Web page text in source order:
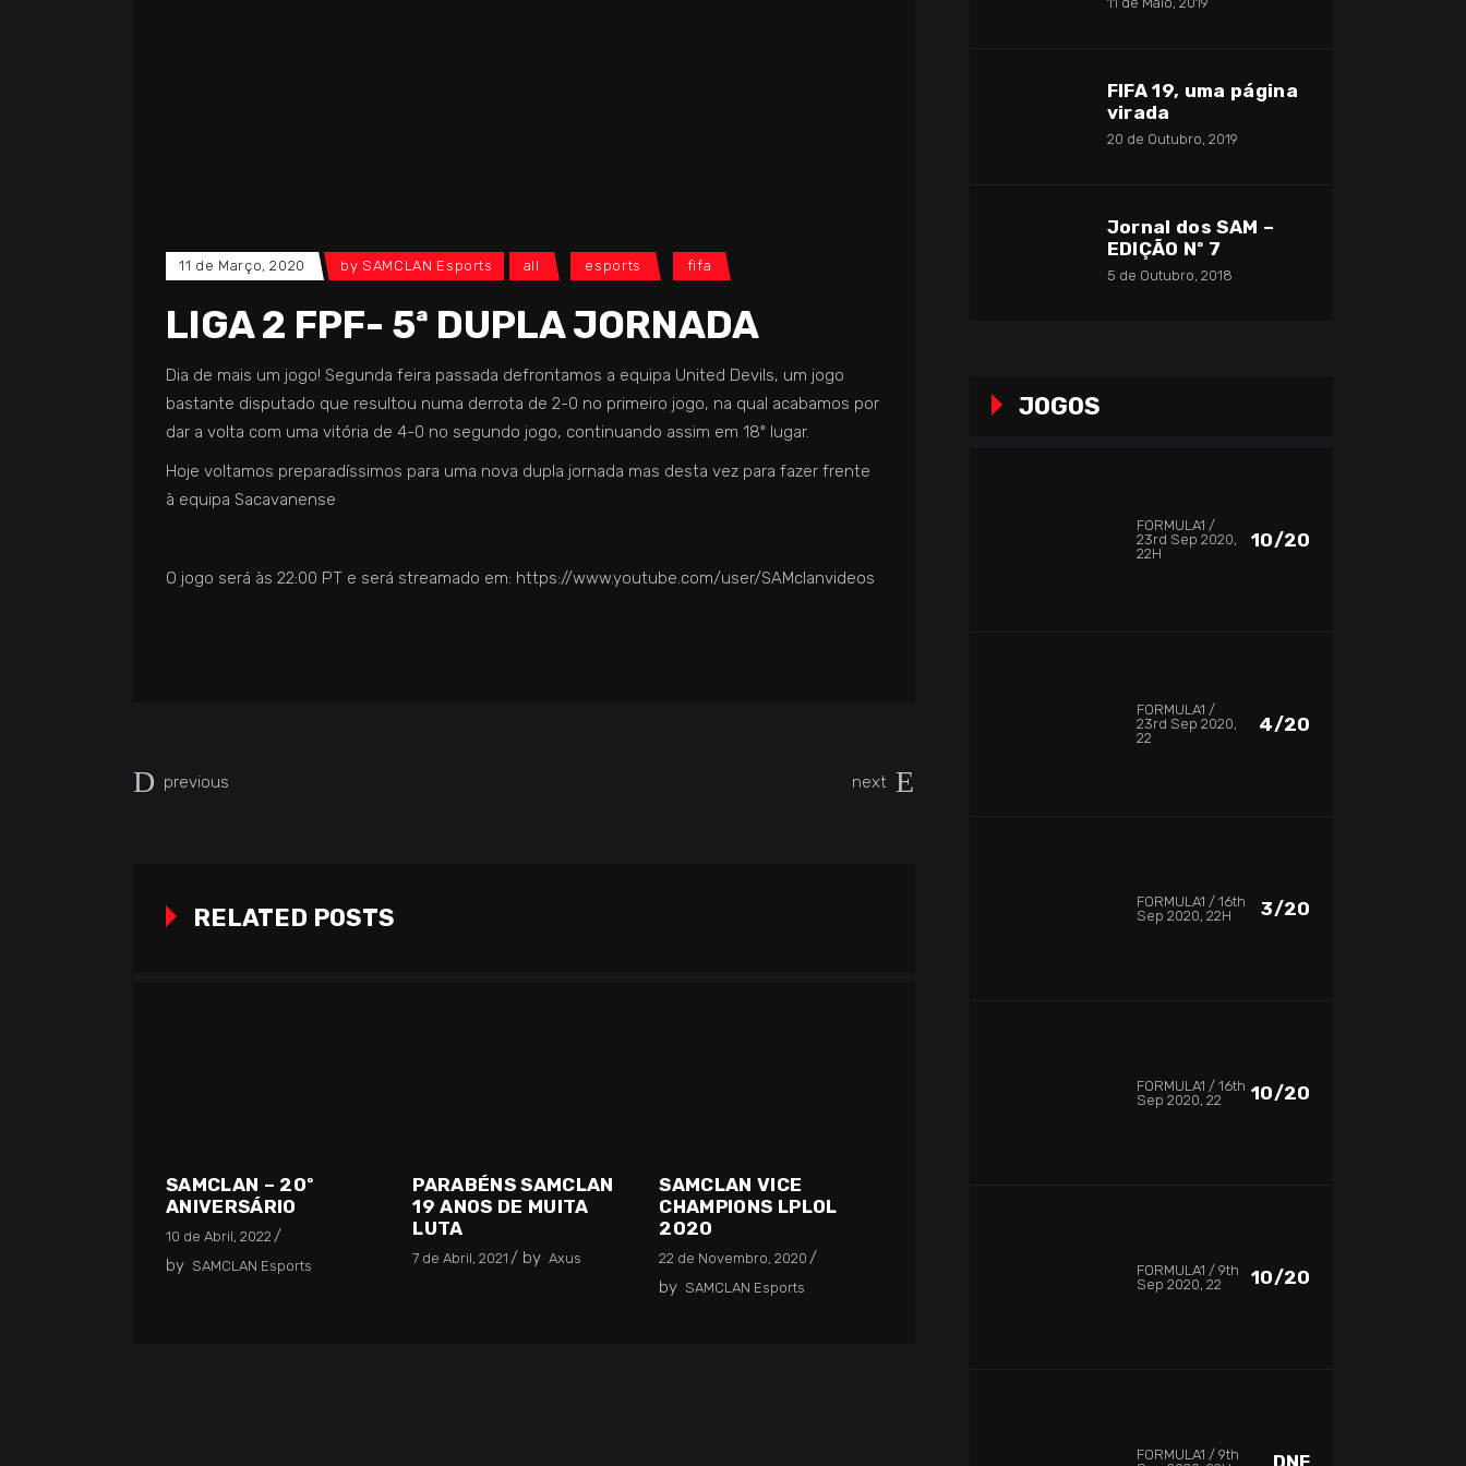
11 de Março, 2020 by SAMCLAN Esports all esports fifa
LIGA 2 FPF- 5ª DUPLA JORNADA
Dia de mais um jogo! Segunda feira passada defrontamos a equipa United Devils, um jogo
bastante disputado que resultou numa derrota de 2-0 no primeiro jogo, na qual acabamos por
dar a volta com uma vitória de 4-0 no segundo jogo, continuando assim em 18º lugar.
Hoje voltamos preparadíssimos para uma nova dupla jornada mas desta vez para fazer frente
à equipa Sacavanense
O jogo será às 22:00 PT e será streamado em: https://www.youtube.com/user/SAMclanvideos
previous next
RELATED POSTS
SAMCLAN – 20º
ANIVERSÁRIO
10 de Abril, 2022
by SAMCLAN Esports
PARABÉNS SAMCLAN
19 ANOS DE MUITA
LUTA
7 de Abril, 2021 by Axus
SAMCLAN VICE
CHAMPIONS LPLOL
2020
22 de Novembro, 2020
by SAMCLAN Esports
FIFA 19, uma página
virada
20 de Outubro, 2019
Jornal dos SAM –
EDIÇÃO Nº 7
5 de Outubro, 2018
JOGOS
FORMULA1
23rd Sep 2020,
22H
10/20
FORMULA1
23rd Sep 2020,
22
4/20
FORMULA1
16th
Sep 2020, 22H
3/20
FORMULA1
16th
Sep 2020, 22
10/20
FORMULA1
9th
Sep 2020, 22
10/20
FORMULA1
9th
DNF